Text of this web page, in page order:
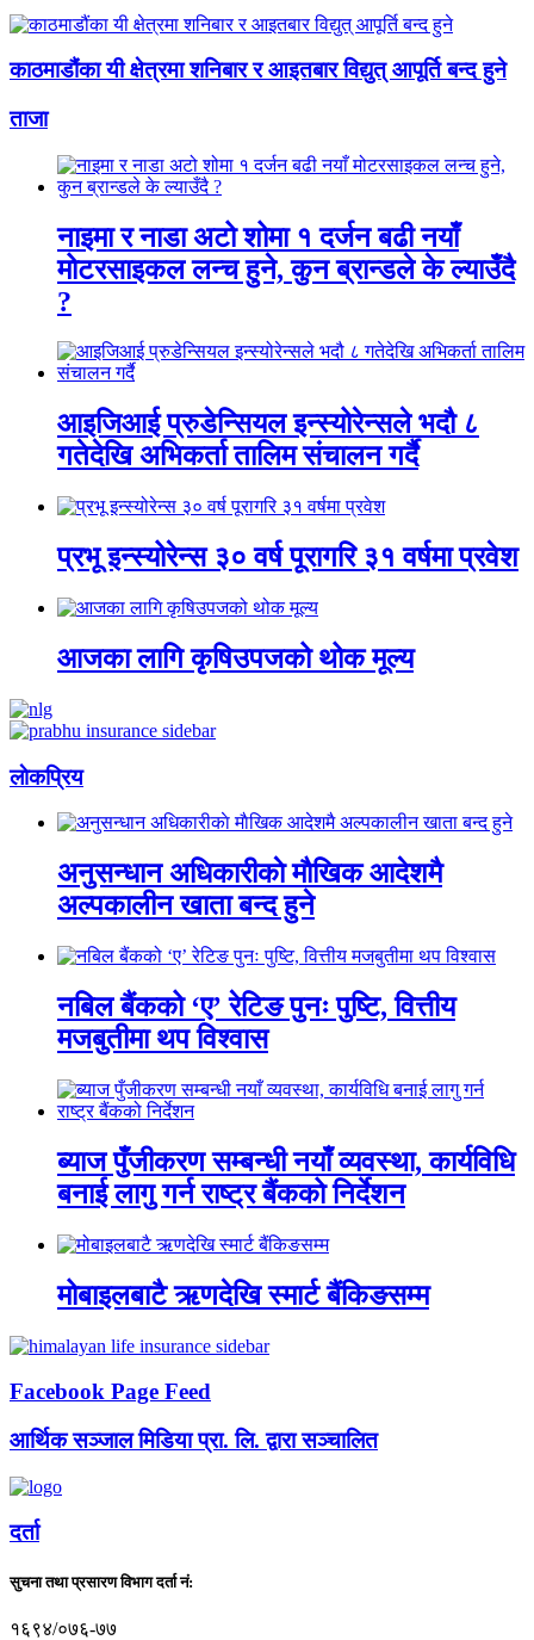
काठमाडौंका यी क्षेत्रमा शनिबार र आइतबार विद्युत् आपूर्ति बन्द हुने
ताजा
नाइमा र नाडा अटो शोमा १ दर्जन बढी नयाँ
मोटरसाइकल लन्च हुने, कुन ब्रान्डले के ल्याउँदै
?
आइजिआई प्रुडेन्सियल इन्स्योरेन्सले भदौ ८
गतेदेखि अभिकर्ता तालिम संचालन गर्दै
प्रभू इन्स्योरेन्स ३० वर्ष पूरागरि ३१ वर्षमा प्रवेश
आजका लागि कृषिउपजको थोक मूल्य
लाेकप्रिय
अनुसन्धान अधिकारीकाे माैखिक आदेशमै
अल्पकालीन खाता बन्द हुने
नबिल बैंकको ‘ए’ रेटिङ पुनः पुष्टि, वित्तीय
मजबुतीमा थप विश्वास
ब्याज पुँजीकरण सम्बन्धी नयाँ व्यवस्था, कार्यविधि
बनाई लागु गर्न राष्ट्र बैंकको निर्देशन
मोबाइलबाटै ऋणदेखि स्मार्ट बैंकिङसम्म
Facebook Page Feed
आर्थिक सञ्जाल मिडिया प्रा. लि. द्वारा सञ्चालित
दर्ता
सुचना तथा प्रसारण विभाग दर्ता नं:
१६९४/०७६-७७